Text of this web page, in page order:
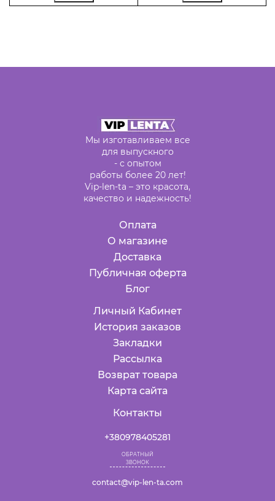
Мы изготавливаем все
для выпускного
- с опытом
работы более 20 лет!
Vip-len-ta – это красота,
качество и надежность!
Оплата
О магазине
Доставка
Публичная оферта
Блог
Личный Кабинет
История заказов
Закладки
Рассылка
Возврат товара
Карта сайта
Контакты
+380978405281
ОБРАТНЫЙ
ЗВОНОК
contact@vip-len-ta.com